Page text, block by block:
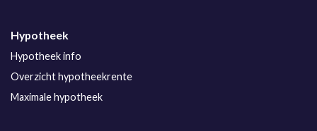
Hypotheek
Hypotheek info
Overzicht hypotheekrente
Maximale hypotheek